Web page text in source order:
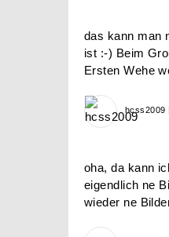
das kann man
ist :-) Beim
Ersten Wehe
hcss2009
oha, da kann
eigendlich ne
wieder ne